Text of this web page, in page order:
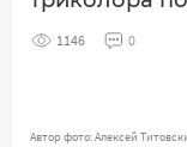
1146 0
Автор фото: Алексей